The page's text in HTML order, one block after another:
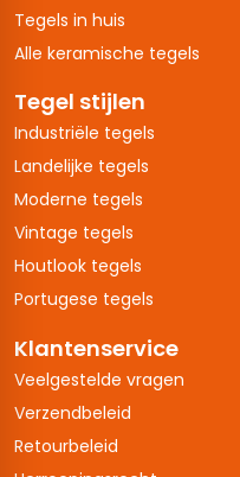
Tegels in huis
Alle keramische tegels
Tegel stijlen
Industriële tegels
Landelijke tegels
Moderne tegels
Vintage tegels
Houtlook tegels
Portugese tegels
Klantenservice
Veelgestelde vragen
Verzendbeleid
Retourbeleid